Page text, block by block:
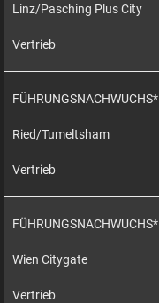
Linz/Pasching Plus City
Vertrieb
FÜHRUNGSNACHWUCHS*
Ried/Tumeltsham
Vertrieb
FÜHRUNGSNACHWUCHS*
Wien Citygate
Vertrieb